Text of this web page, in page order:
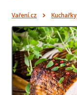
Vaření.cz Kuchařky